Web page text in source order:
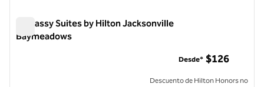
Embassy Suites by Hilton Jacksonville
Baymeadows
Desde* $126
Descuento de Hilton Honors no